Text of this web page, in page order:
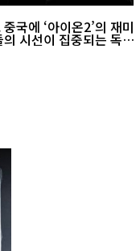
국에 ‘아이온2’의 재미
시선이 집중되는 독일
를 비롯해 ‘신더
어‘(Project Bonfire) ...